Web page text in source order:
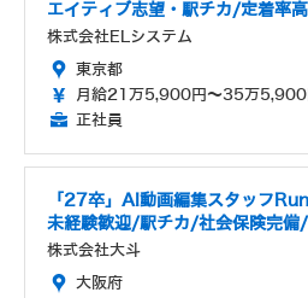
エイティブ志望・駅チカ/定着率
株式会社ELシステム
東京都
月給21万5,900円～35万5,900
正社員
「27卒」AI動画編集スタッフ
未経験歓迎/駅チカ/社会保険完備
株式会社大斗
大阪府